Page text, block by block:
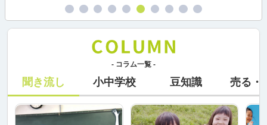
- コラム一覧 -
聞き流し 小中学校 豆知識 売る・